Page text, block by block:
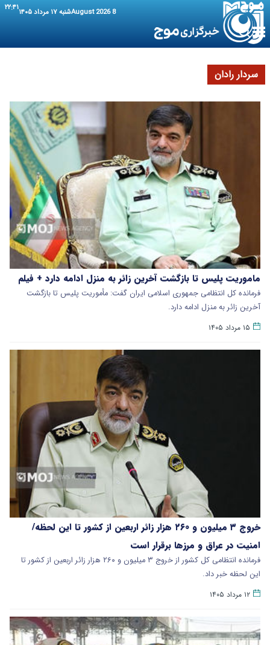
8 August 2026 شنبه ۱۷ مرداد ۱۴۰۵ ۲۲:۴۱
سردار رادان
ماموریت پلیس تا بازگشت آخرین زائر به منزل ادامه دارد + فیلم
فرمانده کل انتظامی جمهوری اسلامی ایران گفت­: مأموریت پلیس تا بازگشت
آخرین زائر به منزل ادامه دارد.
۱۵ مرداد ۱۴۰۵
خروج ۳ میلیون و ۲۶۰ هزار زائر اربعین از کشور تا این لحظه/
امنیت در عراق و مرزها برقرار است
فرمانده انتظامی کل کشور از خروج ۳ میلیون و ۲۶۰ هزار زائر اربعین از کشور تا
این لحظه خبر داد.
۱۲ مرداد ۱۴۰۵